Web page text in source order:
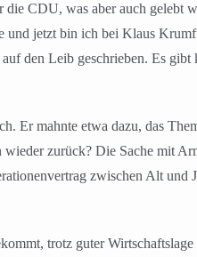
CDU, was aber auch gelebt
und jetzt bin ich bei Klaus
den Leib geschrieben. Es gibt
Er mahnte etwa dazu, das
zurück? Die Sache mit
zwischen Alt
trotz guter Wirtschaftslage